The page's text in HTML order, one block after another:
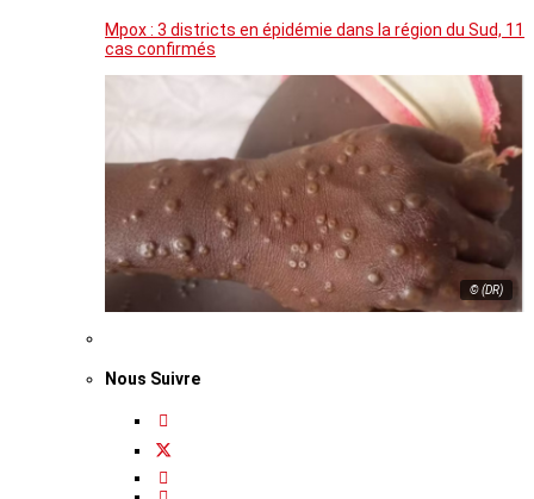
Mpox : 3 districts en épidémie dans la région du Sud, 11
cas confirmés
© (DR)
Nous Suivre